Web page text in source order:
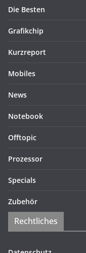
Die Besten
Grafikchip
Kurzreport
Mobiles
News
Notebook
Offtopic
Prozessor
Specials
Zubehör
Rechtliches